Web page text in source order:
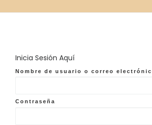
Inicia Sesión Aquí
Nombre de usuario o correo
Contraseña